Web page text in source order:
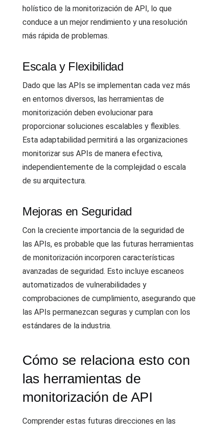
holístico de la monitorización de API, lo que
conduce a un mejor rendimiento y una resolución
más rápida de problemas.
Escala y Flexibilidad
Dado que las APIs se implementan cada vez más
en entornos diversos, las herramientas de
monitorización deben evolucionar para
proporcionar soluciones escalables y flexibles.
Esta adaptabilidad permitirá a las organizaciones
monitorizar sus APIs de manera efectiva,
independientemente de la complejidad o escala
de su arquitectura.
Mejoras en Seguridad
Con la creciente importancia de la seguridad de
las APIs, es probable que las futuras herramientas
de monitorización incorporen características
avanzadas de seguridad. Esto incluye escaneos
automatizados de vulnerabilidades y
comprobaciones de cumplimiento, asegurando que
las APIs permanezcan seguras y cumplan con los
estándares de la industria.
Cómo se relaciona esto con
las herramientas de
monitorización de API
Comprender estas futuras direcciones en las